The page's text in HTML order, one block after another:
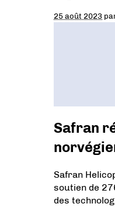
25 août 2023
Safran
Safran
soutien de
des